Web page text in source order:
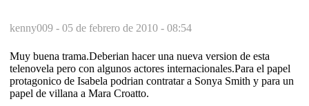
kenny009 - 05 de febrero de 2010 - 08:54
Muy buena trama.Deberian hacer una nueva version de esta
telenovela pero con algunos actores internacionales.Para el papel
protagonico de Isabela podrian contratar a Sonya Smith y para un
papel de villana a Mara Croatto.